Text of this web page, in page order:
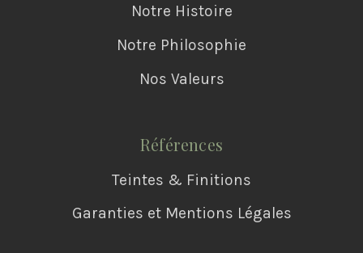
Notre Histoire
Notre Philosophie
Nos Valeurs
Références
Teintes & Finitions
Garanties et Mentions Légales